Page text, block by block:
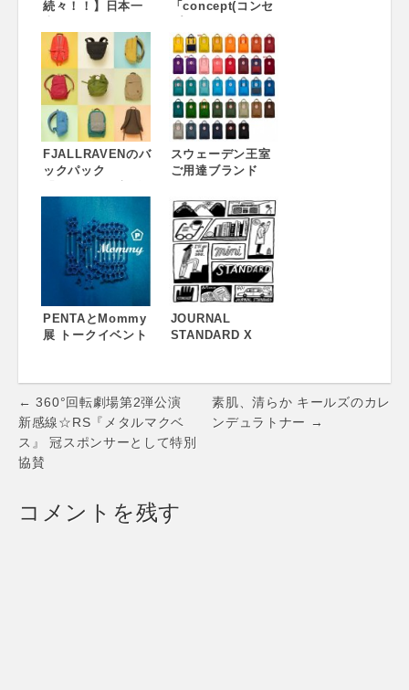
続々！！】日本一
ョン雑誌『リンネ
ル』日本初！服か
ら一軒家までプロ
デュース！
「concept(コンセ
人気雑誌とのコラ
ボノベルティを4月
20日より配布開始
FJALLRAVENのバ
ックパック
スウェーデン王室
ご用達ブランド
Kankenバッグ
2016SSは新色3色
を加え全38色で展
開
PENTAとMommy
展 トークイベント
20:00（※PENTA
とMommy展は
12/2（水）～12/8
JOURNAL
STANDARD X
STANDARD」展、
開催！
Post
navigation
← 360°回転劇場第2弾公演
新感線☆RS『メタルマクベ
ス』 冠スポンサーとして特別
協賛
素肌、清らか キールズのカレ
ンデュラトナー →
コメントを残す